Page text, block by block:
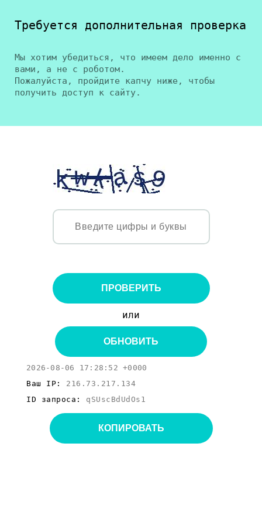
Требуется дополнительная проверка
Мы хотим убедиться, что имеем дело именно с
вами, а не с роботом.
Пожалуйста, пройдите капчу ниже, чтобы
получить доступ к сайту.
ПРОВЕРИТЬ
или
ОБНОВИТЬ
2026-08-06 17:28:52 +0000
Ваш IP: 216.73.217.134
ID запроса: qSUscBdUdOs1
КОПИРОВАТЬ